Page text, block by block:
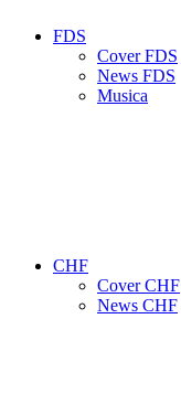
FDS
Cover FDS
News FDS
Musica
CHF
Cover CHF
News CHF